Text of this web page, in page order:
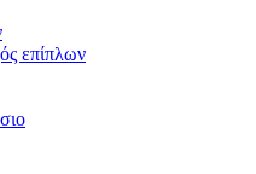
επίπλων